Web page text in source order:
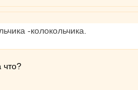
-колокольчика.
что?